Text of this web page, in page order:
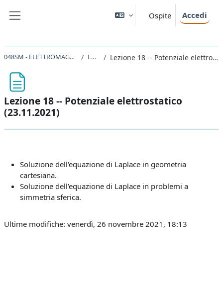
Ospite Accedi
048SM - ELETTROMAGNETISMO 2021 Lezioni Lezione 18 -- Potenziale elettrostatico (23.11.2021)
Lezione 18 -- Potenziale elettrostatico
(23.11.2021)
Soluzione dell'equazione di Laplace in geometria
cartesiana.
Soluzione dell'equazione di Laplace in problemi a
simmetria sferica.
Ultime modifiche: venerdì, 26 novembre 2021, 18:13